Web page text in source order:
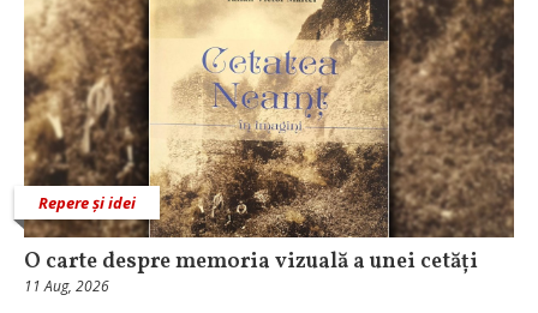
Repere și idei
O carte despre memoria vizuală a unei cetăți
11 Aug, 2026